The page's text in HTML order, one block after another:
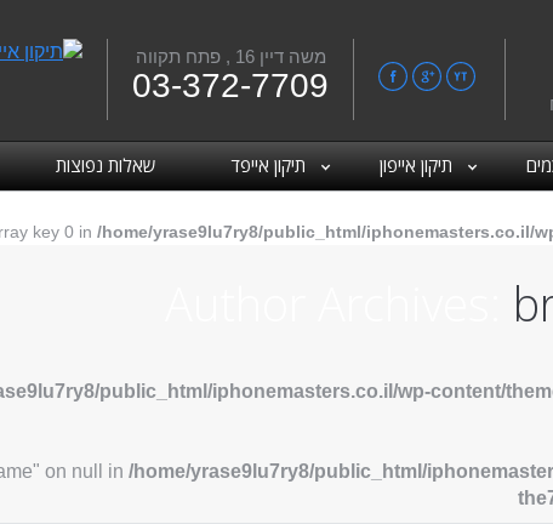
משה דיין 16 , פתח תקווה
03-372-7709FacebookGoogle+
YouTube
תיקון אייפון תיקון אייפד שאלות נפוצות
key 0 in /home/yrase9lu7ry8/public_html/iphonemasters.co.il/
public_html/iphonemasters.co.il/wp-content/
on null in /home/yrase9lu7ry8/public_html/